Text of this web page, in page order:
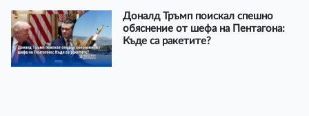
Доналд Тръмп поискал спешно
обяснение от шефа на Пентагона:
Къде са ракетите?